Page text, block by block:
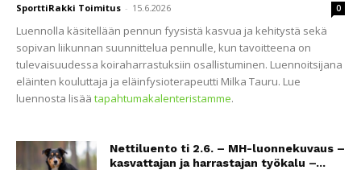
SporttiRakki Toimitus - 15.6.2026 0
Luennolla käsitellään pennun fyysistä kasvua ja kehitystä sekä
sopivan liikunnan suunnittelua pennulle, kun tavoitteena on
tulevaisuudessa koiraharrastuksiin osallistuminen. Luennoitsijana
eläinten kouluttaja ja eläinfysioterapeutti Milka Tauru. Lue
luennosta lisää tapahtumakalenteristamme.
Nettiluento ti 2.6. – MH-luonnekuvaus –
kasvattajan ja harrastajan työkalu –...